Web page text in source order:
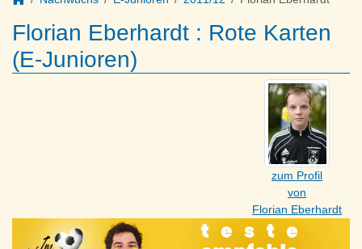
Florian Eberhardt : Rote Karten
(E-Junioren)
zum Profil
von
Florian Eberhardt